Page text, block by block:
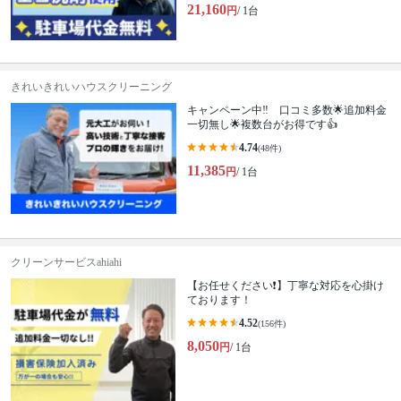
21,160円/ 1台
きれいきれいハウスクリーニング
キャンペーン中‼ 口コミ多数🌟追加料金
一切無し🌟複数台がお得です👍
4.74(48件)
11,385円/ 1台
クリーンサービスahiahi
【お任せください❗️】丁寧な対応を心掛け
ております！
4.52(156件)
8,050円/ 1台